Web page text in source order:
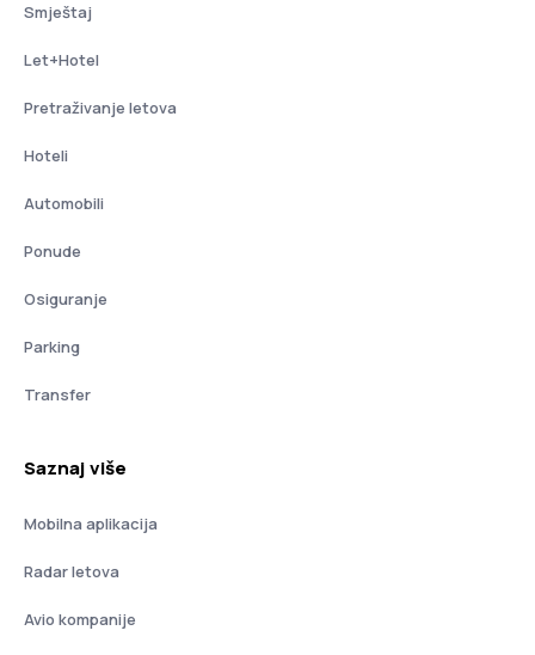
Smještaj
Let+Hotel
Pretraživanje letova
Hoteli
Automobili
Ponude
Osiguranje
Parking
Transfer
Saznaj više
Mobilna aplikacija
Radar letova
Avio kompanije